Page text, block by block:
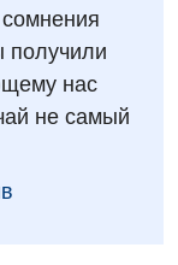
получили
нас
не самый